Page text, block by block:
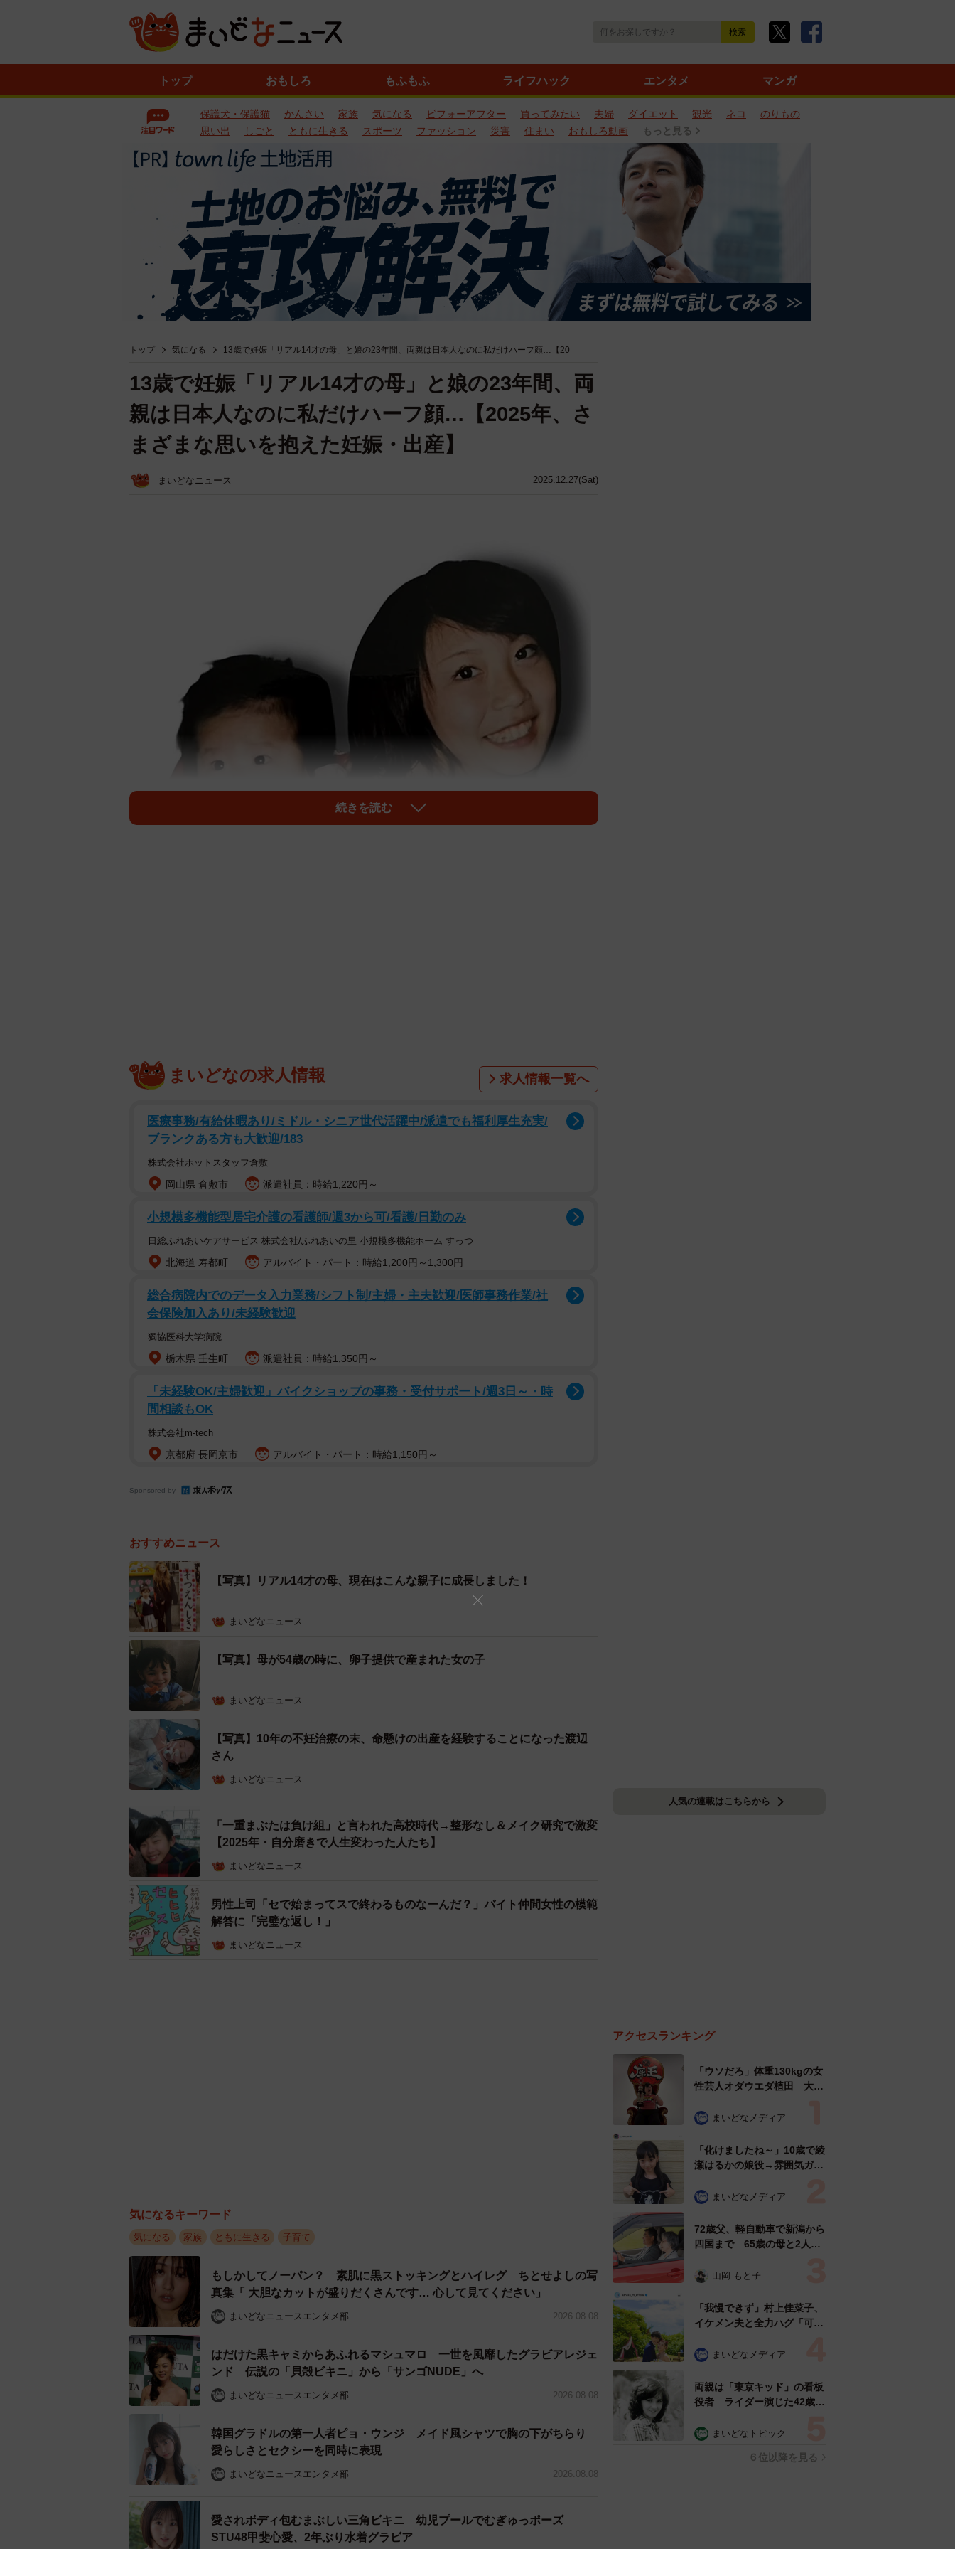
トップ おもしろ もふもふ ライフハック エンタメ マンガ
保護犬・保護猫 かんさい 家族 気になる ビフォーアフター 買ってみたい 夫婦 ダイエット 観光 ネコ
のりもの
思い出
しごと ともに生きる スポーツ ファッション 災害 住まい おもしろ動画 もっと見る
トップ 気になる 13歳で妊娠「リアル14才の母」と娘の23年間、両親は日本人なのに私だけハーフ顔…【20
2025.12.27(Sat)
13歳で妊娠「リアル14才の母」と娘の23年間、両
親は日本人なのに私だけハーフ顔…【2025年、さ
まざまな思いを抱えた妊娠・出産】
まいどなニュース
発信されました。13歳で妊娠して14歳で母となった女性、アメリカで卵子提供を受ける「体
外受精」を受けた両親への思い、出産直後に心肺停止に陥る事態に見舞われた女性…。「さ
両親に見つかった時にはもう臨月
福井県在住のゆかさん（37）は、TikTok名・リアル14才の母（@gigacoro）で、親子の成長
記録を投稿しています。中学2年の時に娘を出産し、家族の協力を得ながらシングルマザー
りました。現在、娘は23歳。「周りに何を言われようが、娘のためなら耐えられた」と語り
ます。
2/19
幼稚園の卒園式！すくすくと育ってくれています♡
妊娠が発覚したのは13歳。3カ月ほど生理が来ず、妊娠検査薬で調べると陽性でした。両親
続きを読む
まいどなの求人情報 求人情報一覧へ
医療事務/有給休暇あり/ミドル・シニア世代活躍中/派遣でも福利厚生充実/
ブランクある方も大歓迎/183
株式会社ホットスタッフ倉敷
岡山県 倉敷市 派遣社員：時給1,220円～
小規模多機能型居宅介護の看護師/週3から可/看護/日勤のみ
日総ふれあいケアサービス 株式会社/ふれあいの里 小規模多機能ホーム すっつ
北海道 寿都町 アルバイト・パート：時給1,200円～1,300円
総合病院内でのデータ入力業務/シフト制/主婦・主夫歓迎/医師事務作業/社
会保険加入あり/未経験歓迎
獨協医科大学病院
栃木県 壬生町 派遣社員：時給1,350円～
「未経験OK/主婦歓迎」バイクショップの事務・受付サポート/週3日～・時
間相談もOK
株式会社m-tech
京都府 長岡京市 アルバイト・パート：時給1,150円～
Sponsored by
おすすめニュース
【写真】リアル14才の母、現在はこんな親子に成長しました！
まいどなニュース
【写真】母が54歳の時に、卵子提供で産まれた女の子
まいどなニュース
【写真】10年の不妊治療の末、命懸けの出産を経験することになった渡辺
さん
まいどなニュース
「一重まぶたは負け組」と言われた高校時代→整形なし＆メイク研究で激変
【2025年・自分磨きで人生変わった人たち】
まいどなニュース
男性上司「セで始まってスで終わるものなーんだ？」バイト仲間女性の模範
解答に「完璧な返し！」
まいどなニュース
気になるキーワード
気になる 家族 ともに生きる 子育て
もしかしてノーパン？ 素肌に黒ストッキングとハイレグ ちとせよしの写
真集「 大胆なカットが盛りだくさんです… 心して見てください」
まいどなニュースエンタメ部 2026.08.08
はだけた黒キャミからあふれるマシュマロ 一世を風靡したグラビアレジェ
ンド 伝説の「貝殻ビキニ」から「サンゴNUDE」へ
まいどなニュースエンタメ部 2026.08.08
韓国グラドルの第一人者ピョ・ウンジ メイド風シャツで胸の下がちらり
愛らしさとセクシーを同時に表現
まいどなニュースエンタメ部 2026.08.08
愛されボディ包むまぶしい三角ビキニ 幼児プールでむぎゅっポーズ
STU48甲斐心愛、2年ぶり水着グラビア
人気の連載はこちらから
アクセスランキング
「ウソだろ」体重130kgの女
性芸人オダウエダ植田 大学
で」 まいどなメディア
「化けましたね～」10歳で綾
瀬はるかの娘役→雰囲気ガラ
雰囲気が」「宝塚に入れそ
まいどなメディア
72歳父、軽自動車で新潟から
四国まで 65歳の母と2人で
憩まで分刻み… 「大学生で
山岡 もと子
「我慢できず」村上佳菜子、
イケメン夫と全力ハグ「可愛
まいどなメディア
両親は「東京キッド」の看板
役者 ライダー演じた42歳元
ングフォト」計画を明言
まいどなトピック
６位以降を見る